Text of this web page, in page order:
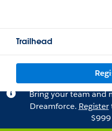
Trailhead
Bring your team and
Dreamforce. Register
$999